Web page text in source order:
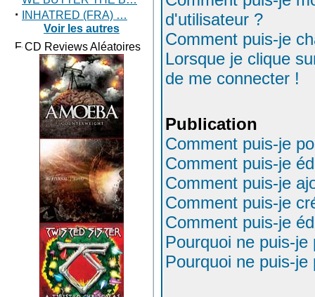
·
INHATRED (FRA) …
Voir les autres
CD Reviews Aléatoires
d'utilisateur ?
Comment puis-je
Lorsque je clique
de me connecter !
Publication
Comment puis-je
Comment puis-je
Comment puis-je
Comment puis-je
Comment puis-je
Pourquoi ne puis-
Pourquoi ne puis-